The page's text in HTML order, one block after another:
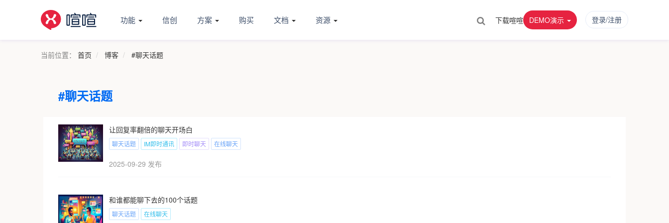
功能 信创 方案 购买 文档 资源 下载喧喧 DEMO演示 登录/注册
当前位置： 首页 博客 #聊天话题
#聊天话题
让回复率翻倍的聊天开场白
聊天话题 IM即时通讯 即时聊天 在线聊天
2025-09-29 发布
和谁都能聊下去的100个话题
聊天话题 在线聊天